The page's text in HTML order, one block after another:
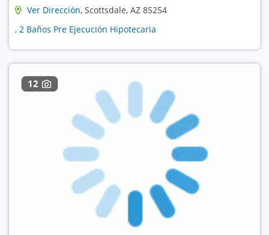
Ver Dirección, Scottsdale, AZ 85254
, 2 Baños Pre Ejecución Hipotecaria
12